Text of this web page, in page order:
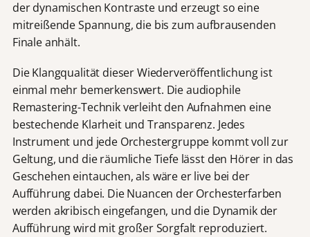
der dynamischen Kontraste und erzeugt so eine
mitreißende Spannung, die bis zum aufbrausenden
Finale anhält.
Die Klangqualität dieser Wiederveröffentlichung ist
einmal mehr bemerkenswert. Die audiophile
Remastering-Technik verleiht den Aufnahmen eine
bestechende Klarheit und Transparenz. Jedes
Instrument und jede Orchestergruppe kommt voll zur
Geltung, und die räumliche Tiefe lässt den Hörer in das
Geschehen eintauchen, als wäre er live bei der
Aufführung dabei. Die Nuancen der Orchesterfarben
werden akribisch eingefangen, und die Dynamik der
Aufführung wird mit großer Sorgfalt reproduziert.